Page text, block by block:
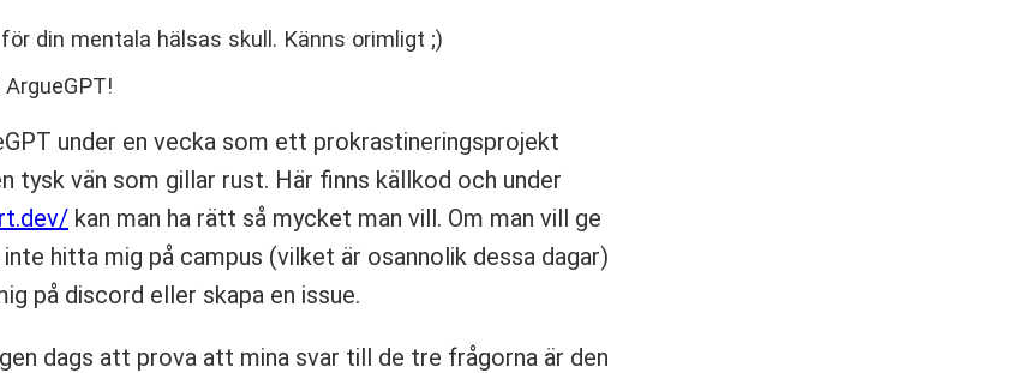
din mentala hälsas skull. Känns orimligt ;)
under en vecka som ett prokrastineringsprojekt
tysk vän som gillar rust. Här finns källkod och under
kan man ha rätt så mycket man vill. Om man vill ge
hitta mig på campus (vilket är osannolik dessa dagar)
på discord eller skapa en issue.
dags att prova att mina svar till de tre frågorna är den